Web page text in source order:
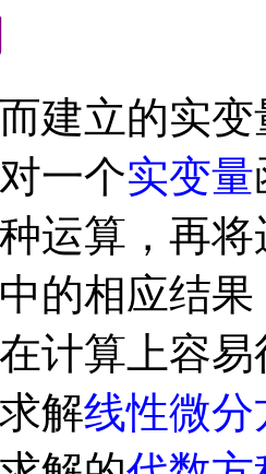
建立的实
一个实变量
运算，再
中的相应结
计算上容
解线性微分